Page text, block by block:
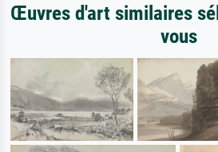
Œuvres d'art similaires
vous